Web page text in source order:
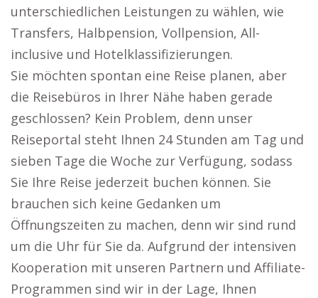
unterschiedlichen Leistungen zu wählen, wie
Transfers, Halbpension, Vollpension, All-
inclusive und Hotelklassifizierungen.
Sie möchten spontan eine Reise planen, aber
die Reisebüros in Ihrer Nähe haben gerade
geschlossen? Kein Problem, denn unser
Reiseportal steht Ihnen 24 Stunden am Tag und
sieben Tage die Woche zur Verfügung, sodass
Sie Ihre Reise jederzeit buchen können. Sie
brauchen sich keine Gedanken um
Öffnungszeiten zu machen, denn wir sind rund
um die Uhr für Sie da. Aufgrund der intensiven
Kooperation mit unseren Partnern und Affiliate-
Programmen sind wir in der Lage, Ihnen